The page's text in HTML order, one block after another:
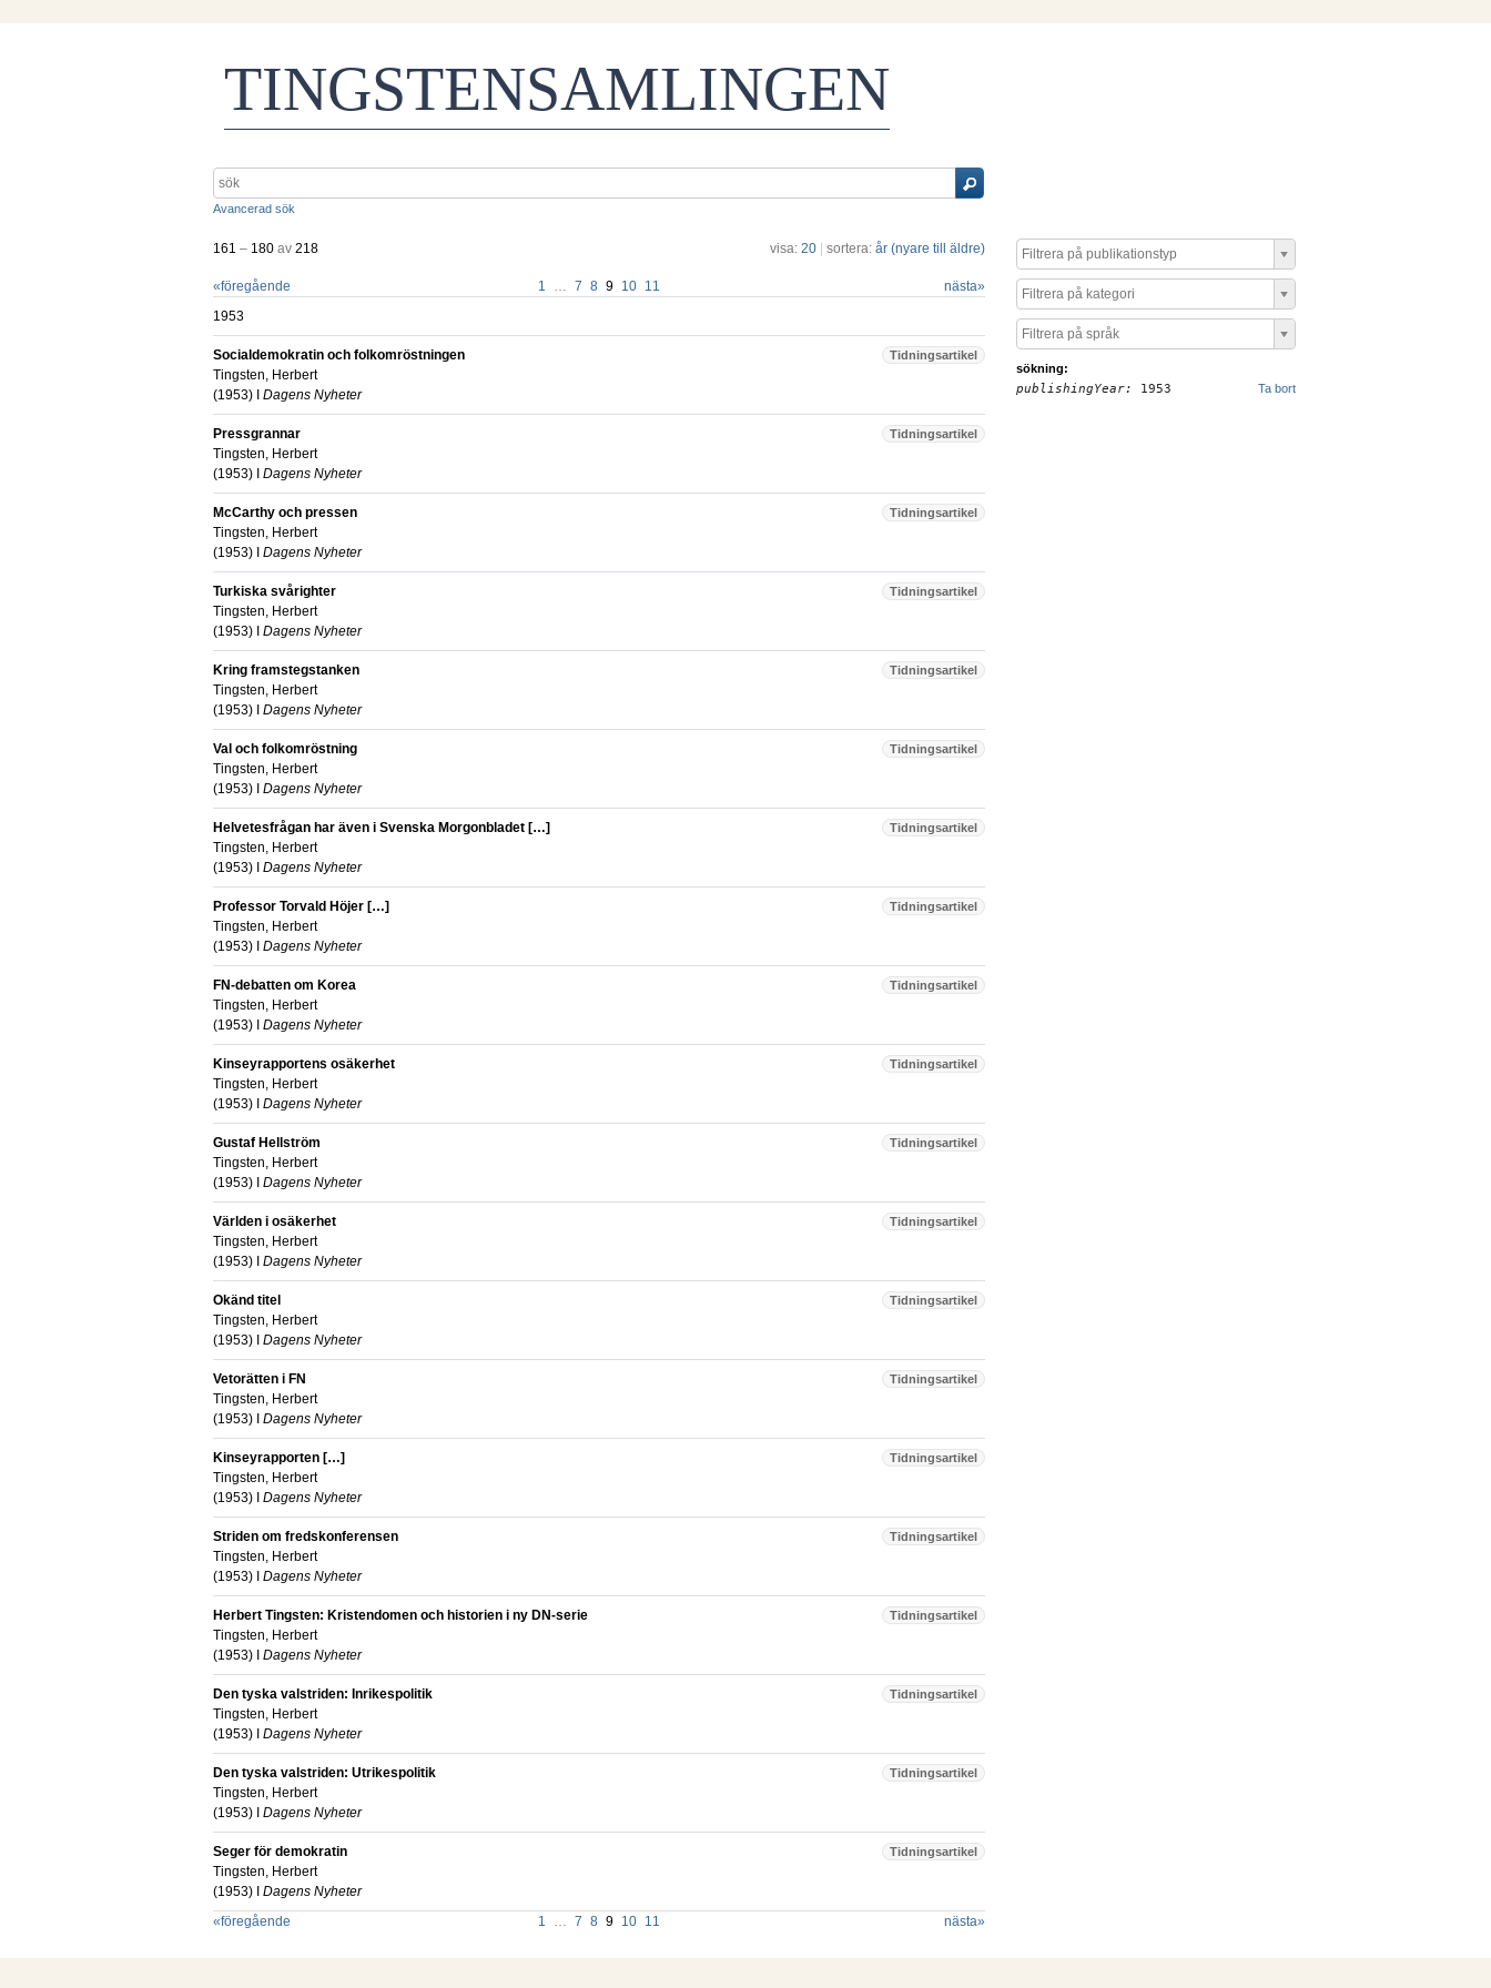
TINGSTENSAMLINGEN
Avancerad sök
161 – 180 av 218 visa: 20 sortera: år (nyare till äldre)
«föregående 1 … 7 8 9 10 11 nästa»
1953
Tidningsartikel
Socialdemokratin och folkomröstningen
Tingsten, Herbert
(1953) I Dagens Nyheter
Tidningsartikel
Pressgrannar
Tingsten, Herbert
(1953) I Dagens Nyheter
Tidningsartikel
McCarthy och pressen
Tingsten, Herbert
(1953) I Dagens Nyheter
Tidningsartikel
Turkiska svårighter
Tingsten, Herbert
(1953) I Dagens Nyheter
Tidningsartikel
Kring framstegstanken
Tingsten, Herbert
(1953) I Dagens Nyheter
Tidningsartikel
Val och folkomröstning
Tingsten, Herbert
(1953) I Dagens Nyheter
Tidningsartikel
Helvetesfrågan har även i Svenska Morgonbladet […]
Tingsten, Herbert
(1953) I Dagens Nyheter
Tidningsartikel
Professor Torvald Höjer […]
Tingsten, Herbert
(1953) I Dagens Nyheter
Tidningsartikel
FN-debatten om Korea
Tingsten, Herbert
(1953) I Dagens Nyheter
Tidningsartikel
Kinseyrapportens osäkerhet
Tingsten, Herbert
(1953) I Dagens Nyheter
Tidningsartikel
Gustaf Hellström
Tingsten, Herbert
(1953) I Dagens Nyheter
Tidningsartikel
Världen i osäkerhet
Tingsten, Herbert
(1953) I Dagens Nyheter
Tidningsartikel
Okänd titel
Tingsten, Herbert
(1953) I Dagens Nyheter
Tidningsartikel
Vetorätten i FN
Tingsten, Herbert
(1953) I Dagens Nyheter
Tidningsartikel
Kinseyrapporten […]
Tingsten, Herbert
(1953) I Dagens Nyheter
Tidningsartikel
Striden om fredskonferensen
Tingsten, Herbert
(1953) I Dagens Nyheter
Tidningsartikel
Herbert Tingsten: Kristendomen och historien i ny DN-serie
Tingsten, Herbert
(1953) I Dagens Nyheter
Tidningsartikel
Den tyska valstriden: Inrikespolitik
Tingsten, Herbert
(1953) I Dagens Nyheter
Tidningsartikel
Den tyska valstriden: Utrikespolitik
Tingsten, Herbert
(1953) I Dagens Nyheter
Tidningsartikel
Seger för demokratin
Tingsten, Herbert
(1953) I Dagens Nyheter
«föregående 1 … 7 8 9 10 11 nästa»
Filtrera på publikationstyp
Filtrera på kategori
Filtrera på språk
sökning:
Ta bort
publishingYear: 1953